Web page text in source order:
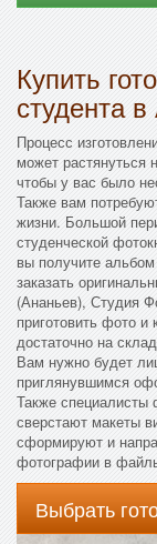
Купить
студента
Процесс
может растянуться
чтобы у вас было
Также вам
жизни. Большой
студенческой
вы получите
заказать
(Ананьев), Студия
приготовить фото
достаточно на
Вам нужно будет
приглянувшимся
Также специалисты
сверстают макеты
сформируют и
фотографии в
Выбрать